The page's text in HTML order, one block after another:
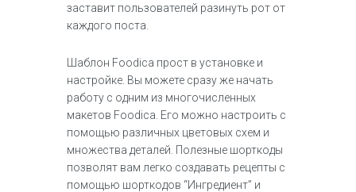
заставит пользователей разинуть рот от
каждого поста.
Шаблон Foodica прост в установке и
настройке. Вы можете сразу же начать
работу с одним из многочисленных
макетов Foodica. Его можно настроить с
помощью различных цветовых схем и
множества деталей. Полезные шорткоды
позволят вам легко создавать рецепты с
помощью шорткодов “Ингредиент” и